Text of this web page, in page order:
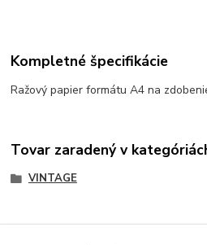
Kompletné špecifikácie
Ražový papier formátu A4 na
Tovar zaradený v
VINTAGE